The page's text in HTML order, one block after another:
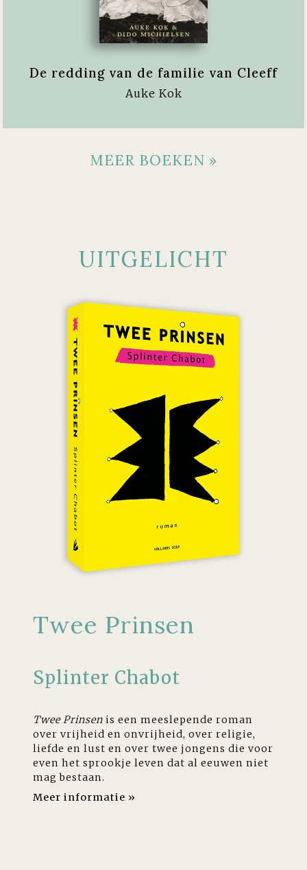
De redding van de familie van Cleeff
Auke Kok
MEER BOEKEN »
UITGELICHT
Twee Prinsen
Splinter Chabot
Twee Prinsen is een meeslepende roman
over vrijheid en onvrijheid, over religie,
liefde en lust en over twee jongens die voor
even het sprookje leven dat al eeuwen niet
mag bestaan.
Meer informatie »